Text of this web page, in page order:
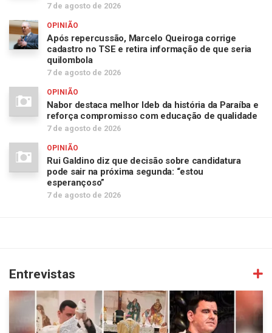
7 de agosto de 2026
OPINIÃO
Após repercussão, Marcelo Queiroga corrige
cadastro no TSE e retira informação de que seria
quilombola
7 de agosto de 2026
OPINIÃO
Nabor destaca melhor Ideb da história da Paraíba e
reforça compromisso com educação de qualidade
7 de agosto de 2026
OPINIÃO
Rui Galdino diz que decisão sobre candidatura
pode sair na próxima segunda: “estou
esperançoso”
7 de agosto de 2026
Entrevistas